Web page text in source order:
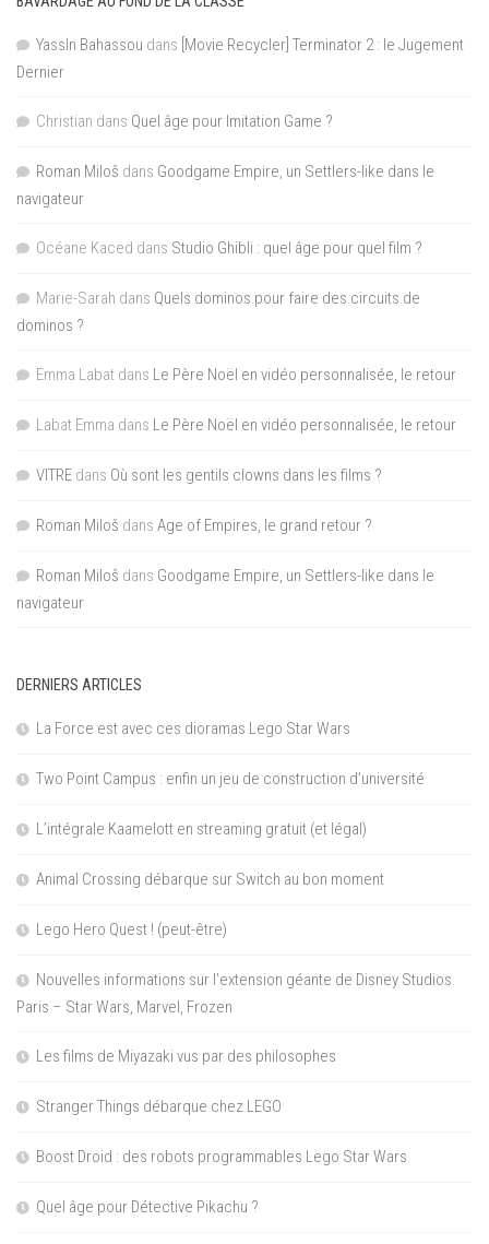
YassIn Bahassou dans [Movie Recycler] Terminator 2 : le Jugement
Dernier
Christian dans Quel âge pour Imitation Game ?
Roman Miloš dans Goodgame Empire, un Settlers-like dans le
navigateur
Océane Kaced dans Studio Ghibli : quel âge pour quel film ?
Marie-Sarah dans Quels dominos pour faire des circuits de
dominos ?
Emma Labat dans Le Père Noël en vidéo personnalisée, le retour
Labat Emma dans Le Père Noël en vidéo personnalisée, le retour
VITRE dans Où sont les gentils clowns dans les films ?
Roman Miloš dans Age of Empires, le grand retour ?
Roman Miloš dans Goodgame Empire, un Settlers-like dans le
navigateur
DERNIERS ARTICLES
La Force est avec ces dioramas Lego Star Wars
Two Point Campus : enfin un jeu de construction d’université
L’intégrale Kaamelott en streaming gratuit (et légal)
Animal Crossing débarque sur Switch au bon moment
Lego Hero Quest ! (peut-être)
Nouvelles informations sur l’extension géante de Disney Studios
Paris – Star Wars, Marvel, Frozen
Les films de Miyazaki vus par des philosophes
Stranger Things débarque chez LEGO
Boost Droid : des robots programmables Lego Star Wars
Quel âge pour Détective Pikachu ?